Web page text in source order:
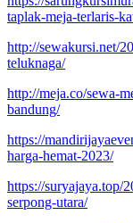
taplak-meja-terlaris-
http://sewakursi.net/
teluknaga/
http://meja.co/sewa-
bandung/
https://
harga-hemat-2023/
https://suryajaya.top/
serpong-utara/